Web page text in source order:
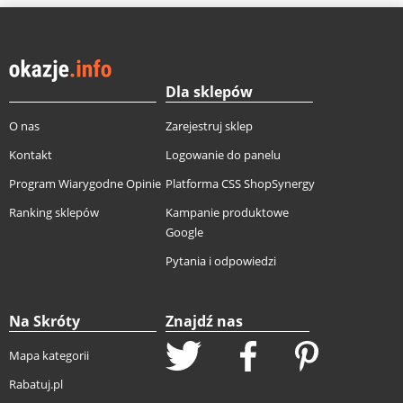
O nas
Kontakt
Program Wiarygodne Opinie
Ranking sklepów
Dla sklepów
Zarejestruj sklep
Logowanie do panelu
Platforma CSS ShopSynergy
Kampanie produktowe
Google
Pytania i odpowiedzi
Na Skróty
Mapa kategorii
Rabatuj.pl
Znajdź nas